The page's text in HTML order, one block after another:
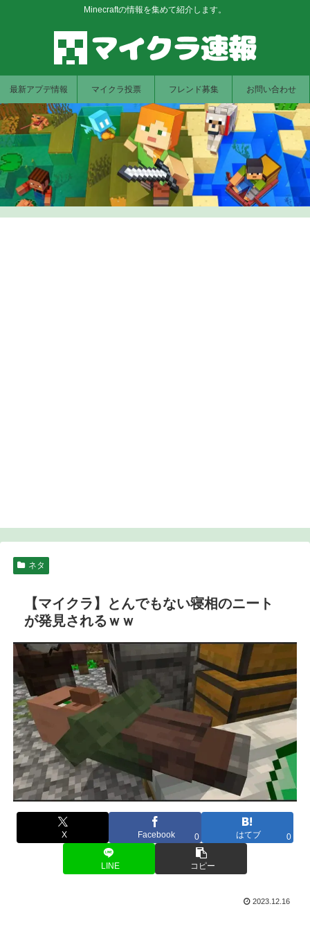
Minecraftの情報を集めて紹介します。
最新アプデ情報 マイクラ投票 フレンド募集 お問い合わせ
ネタ
【マイクラ】とんでもない寝相のニート
が発見されるｗｗ
X Facebook 0 はてブ 0
LINE コピー
2023.12.16